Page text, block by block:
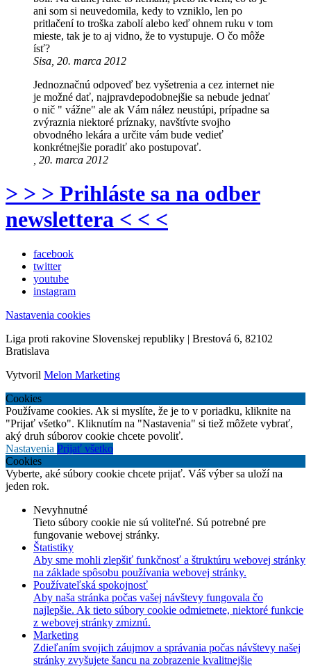
ani som si neuvedomila, kedy to vzniklo, len po
pritlačení to troška zabolí alebo keď ohnem ruku v tom
mieste, tak je to aj vidno, že to vystupuje. O čo môže
ísť?
Sisa, 20. marca 2012
Jednoznačnú odpoveď bez vyšetrenia a cez internet nie
je možné dať, najpravdepodobnejšie sa nebude jednať
o nič " vážne" ale ak Vám nález neustúpi, prípadne sa
zvýraznia niektoré príznaky, navštívte svojho
obvodného lekára a určite vám bude vedieť
konkrétnejšie poradiť ako postupovať.
, 20. marca 2012
> > > Prihláste sa na odber
newslettera < < <
facebook
twitter
youtube
instagram
Nastavenia cookies
Liga proti rakovine Slovenskej republiky | Brestová 6, 82102
Bratislava
Vytvoril Melon Marketing
Cookies
Používame cookies. Ak si myslíte, že je to v poriadku, kliknite na
"Prijať všetko". Kliknutím na "Nastavenia" si tiež môžete vybrať,
aký druh súborov cookie chcete povoliť.
Nastavenia Prijať všetko
Cookies
Vyberte, aké súbory cookie chcete prijať. Váš výber sa uloží na
jeden rok.
Nevyhnutné
Tieto súbory cookie nie sú voliteľné. Sú potrebné pre
fungovanie webovej stránky.
Štatistiky
Aby sme mohli zlepšiť funkčnosť a štruktúru webovej stránky
na základe spôsobu používania webovej stránky.
Používateľská spokojnosť
Aby naša stránka počas vašej návštevy fungovala čo
najlepšie. Ak tieto súbory cookie odmietnete, niektoré funkcie
z webovej stránky zmiznú.
Marketing
Zdieľaním svojich záujmov a správania počas návštevy našej
stránky zvyšujete šancu na zobrazenie kvalitnejšie